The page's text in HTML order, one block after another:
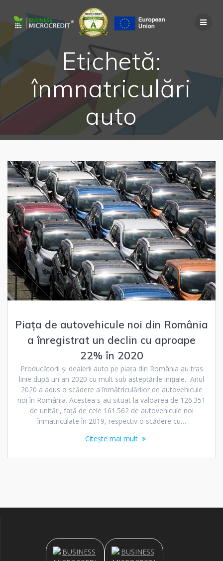
to
content
Etichetă:
înmnatriculări
auto
Piaţa de autovehicule noi din România
a înregistrat un declin cu aproape
22% în 2020
Producătorii şi dealerii auto pe piaţa din România au tras
linie după un an 2020 cu mult sub aşteptările iniţiale. Anul
2020 a adus o scădere a înmătriculărilor de autovehicule
noi în România. Acestea s-au situat la valoarea de 126.351
de unităţi, faţă de cele 161.562 de autovehicule noi
înmatriculate în 2019, respectiv o scădere cu…
Citește mai mult